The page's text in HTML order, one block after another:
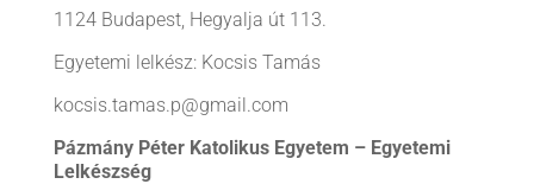
1124 Budapest, Hegyalja út 113.
Egyetemi lelkész: Kocsis Tamás
kocsis.tamas.p@gmail.com
Pázmány Péter Katolikus Egyetem – Egyetemi
Lelkészség